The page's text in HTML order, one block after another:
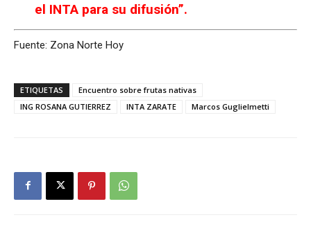
el INTA para su difusión”.
Fuente: Zona Norte Hoy
ETIQUETAS
Encuentro sobre frutas nativas
ING ROSANA GUTIERREZ
INTA ZARATE Marcos Guglielmetti